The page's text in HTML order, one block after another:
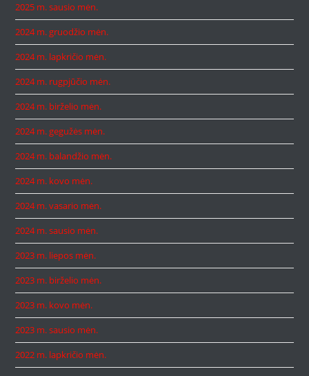
2025 m. sausio mėn.
2024 m. gruodžio mėn.
2024 m. lapkričio mėn.
2024 m. rugpjūčio mėn.
2024 m. birželio mėn.
2024 m. gegužės mėn.
2024 m. balandžio mėn.
2024 m. kovo mėn.
2024 m. vasario mėn.
2024 m. sausio mėn.
2023 m. liepos mėn.
2023 m. birželio mėn.
2023 m. kovo mėn.
2023 m. sausio mėn.
2022 m. lapkričio mėn.